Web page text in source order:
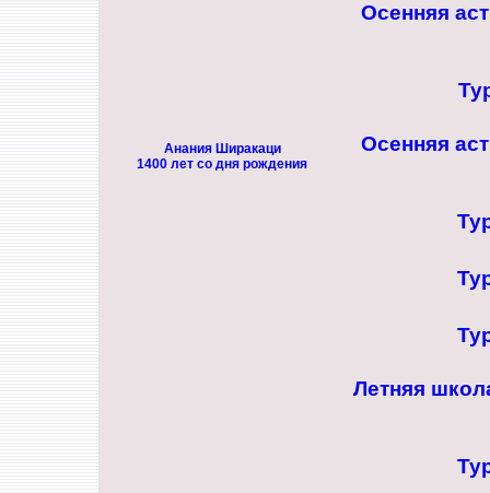
Осенняя
Анания Ширакаци
1400 лет со дня рождения
Осенняя
Летняя